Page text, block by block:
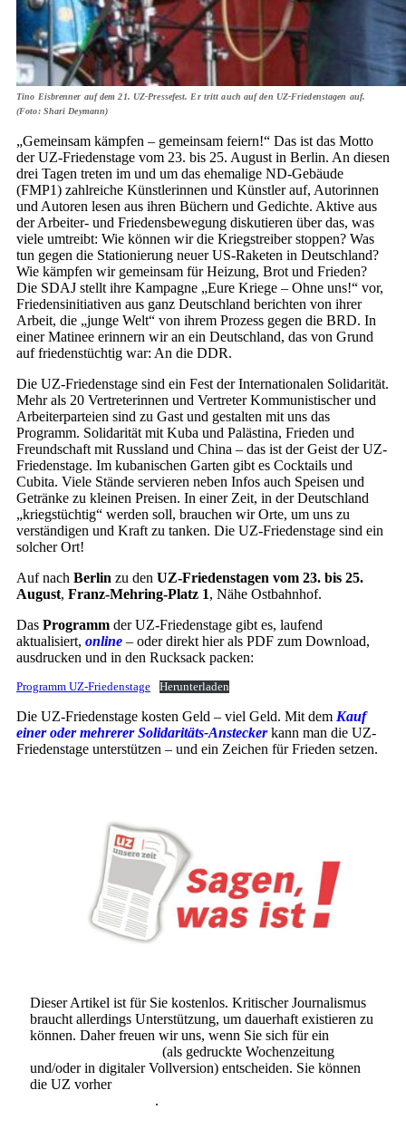
Tino Eisbrenner auf dem 21. UZ-Pressefest. Er tritt auch auf den UZ-Friedenstagen auf.
(Foto: Shari Deymann)
„Gemeinsam kämpfen – gemeinsam feiern!“ Das ist das Motto
der UZ-Friedenstage vom 23. bis 25. August in Berlin. An diesen
drei Tagen treten im und um das ehemalige ND-Gebäude
(FMP1) zahlreiche Künstlerinnen und Künstler auf, Autorinnen
und Autoren lesen aus ihren Büchern und Gedichte. Aktive aus
der Arbeiter- und Friedensbewegung diskutieren über das, was
viele umtreibt: Wie können wir die Kriegstreiber stoppen? Was
tun gegen die Stationierung neuer US-Raketen in Deutschland?
Wie kämpfen wir gemeinsam für Heizung, Brot und Frieden?
Die SDAJ stellt ihre Kampagne „Eure Kriege – Ohne uns!“ vor,
Friedensinitiativen aus ganz Deutschland berichten von ihrer
Arbeit, die „junge Welt“ von ihrem Prozess gegen die BRD. In
einer Matinee erinnern wir an ein Deutschland, das von Grund
auf friedenstüchtig war: An die DDR.
Die UZ-Friedenstage sind ein Fest der Internationalen Solidarität.
Mehr als 20 Vertreterinnen und Vertreter Kommunistischer und
Arbeiterparteien sind zu Gast und gestalten mit uns das
Programm. Solidarität mit Kuba und Palästina, Frieden und
Freundschaft mit Russland und China – das ist der Geist der UZ-
Friedenstage. Im kubanischen Garten gibt es Cocktails und
Cubita. Viele Stände servieren neben Infos auch Speisen und
Getränke zu kleinen Preisen. In einer Zeit, in der Deutschland
„kriegstüchtig“ werden soll, brauchen wir Orte, um uns zu
verständigen und Kraft zu tanken. Die UZ-Friedenstage sind ein
solcher Ort!
Auf nach Berlin zu den UZ-Friedenstagen vom 23. bis 25.
August, Franz-Mehring-Platz 1, Nähe Ostbahnhof.
Das Programm der UZ-Friedenstage gibt es, laufend
aktualisiert, online – oder direkt hier als PDF zum Download,
ausdrucken und in den Rucksack packen:
Programm UZ-Friedenstage Herunterladen
Die UZ-Friedenstage kosten Geld – viel Geld. Mit dem Kauf
einer oder mehrerer Solidaritäts-Ansteckerkann man die UZ-
Friedenstage unterstützen – und ein Zeichen für Frieden setzen.
Dieser Artikel ist für Sie kostenlos. Kritischer Journalismus
braucht allerdings Unterstützung, um dauerhaft existieren zu
können. Daher freuen wir uns, wenn Sie sich für ein
(als gedruckte Wochenzeitung
und/oder in digitaler Vollversion) entscheiden. Sie können
die UZ vorher
.